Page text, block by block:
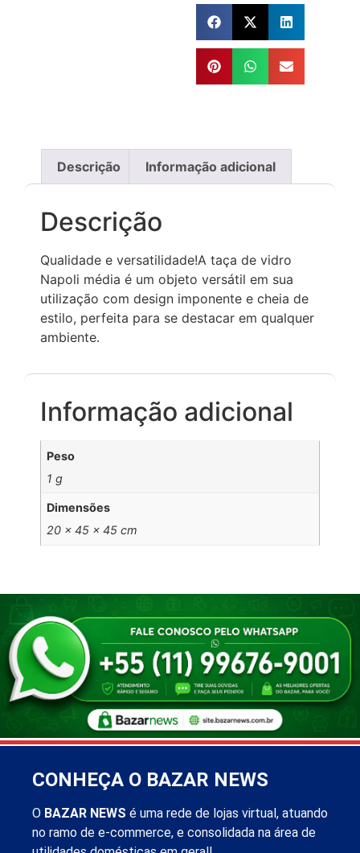
Descrição Informação adicional
Descrição
Qualidade e versatilidade!A taça de vidro
Napoli média é um objeto versátil em sua
utilização com design imponente e cheia de
estilo, perfeita para se destacar em qualquer
ambiente.
Informação adicional
Peso
1 g
Dimensões
20 × 45 × 45 cm
CONHEÇA O BAZAR NEWS
O BAZAR NEWS é uma rede de lojas virtual, atuando
no ramo de e-commerce, e consolidada na área de